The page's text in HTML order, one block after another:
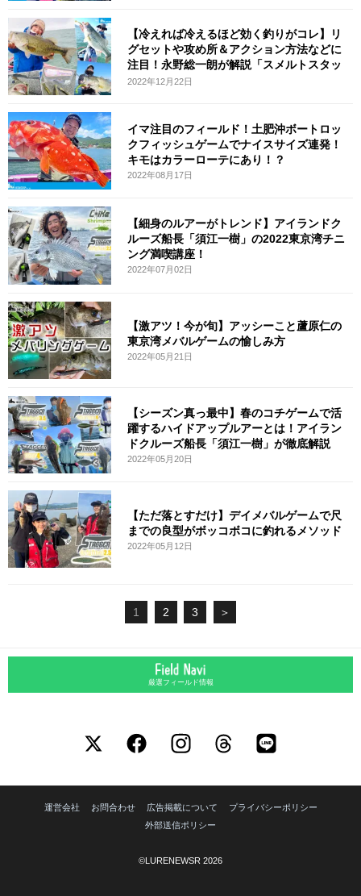
【冷えれば冷えるほど効く釣りがコレ】リ
グセットや攻め所＆アクション方法などに
注目！永野総一朗が解説「スメルトスタッ
ガ
2022年12月22日
イマ注目のフィールド！土肥沖ボートロッ
クフィッシュゲームでナイスサイズ連発！
キモはカラーローテにあり！？
2022年08月17日
【細身のルアーがトレンド】アイランドク
ルーズ船長「須江一樹」の2022東京湾チニ
ング満喫講座！
2022年07月02日
【激アツ！今が旬】アッシーこと蘆原仁の
東京湾メバルゲームの愉しみ方
2022年05月21日
【シーズン真っ最中】春のコチゲームで活
躍するハイドアップルアーとは！アイラン
ドクルーズ船長「須江一樹」が徹底解説
2022年05月20日
【ただ落とすだけ】デイメバルゲームで尺
までの良型がボッコボコに釣れるメソッド
2022年05月12日
1 2 3 ＞
厳選フィールド情報
運営会社 お問合わせ 広告掲載について
プライバシーポリシー
外部送信ポリシー
©LURENEWSR 2026